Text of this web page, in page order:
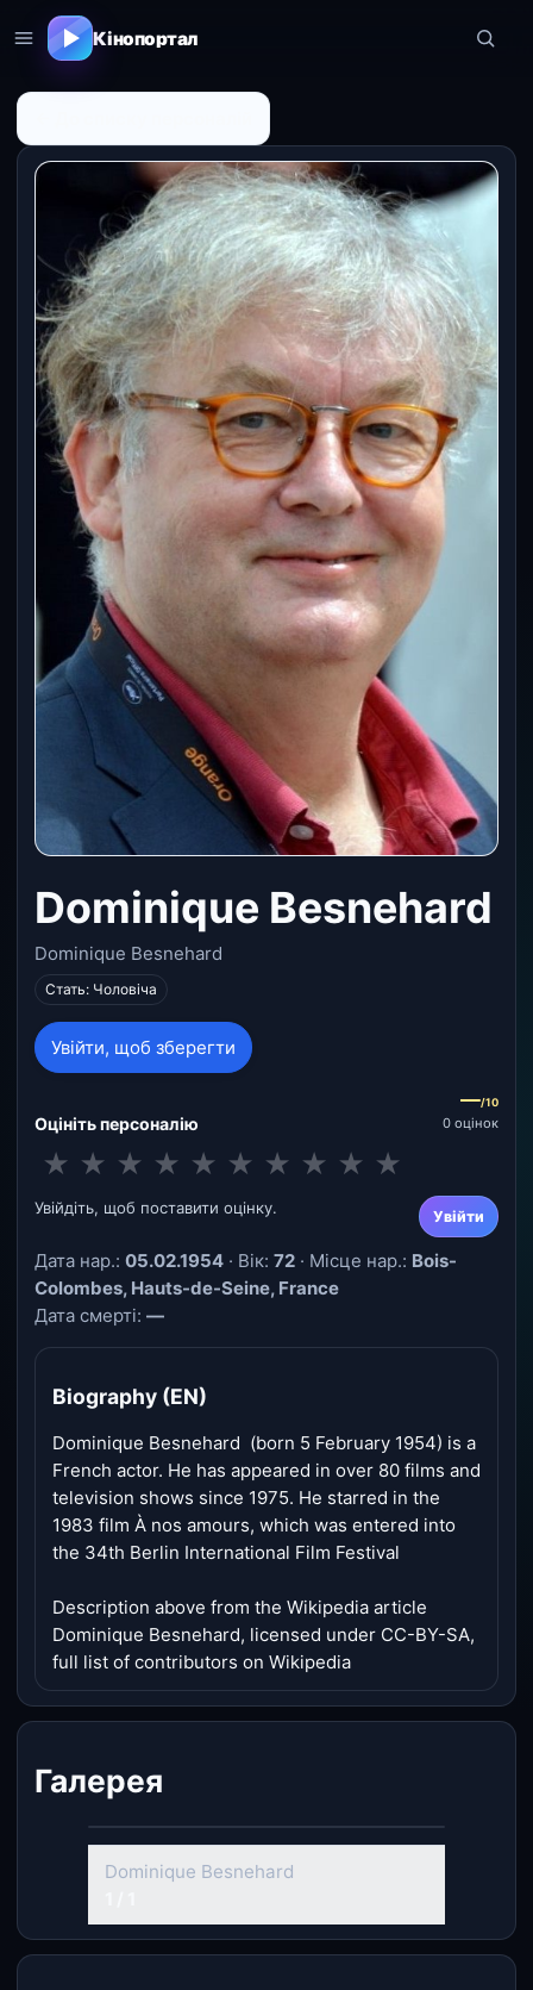
Кінопортал
Dominique Besnehard
Dominique Besnehard
Стать: Чоловіча
Увійти, щоб зберегти
Оцініть персоналію
—/10
0 оцінок
★ ★ ★ ★ ★ ★ ★ ★ ★ ★
Увійдіть, щоб поставити оцінку. Увійти
Дата нар.: 05.02.1954 · Вік: 72 · Місце нар.: Bois-
Colombes, Hauts-de-Seine, France
Дата смерті: —
Biography (EN)
Dominique Besnehard (born 5 February 1954) is a
French actor. He has appeared in over 80 films and
television shows since 1975. He starred in the
1983 film À nos amours, which was entered into
the 34th Berlin International Film Festival
Description above from the Wikipedia article
Dominique Besnehard, licensed under CC-BY-SA,
full list of contributors on Wikipedia
Галерея
Dominique Besnehard